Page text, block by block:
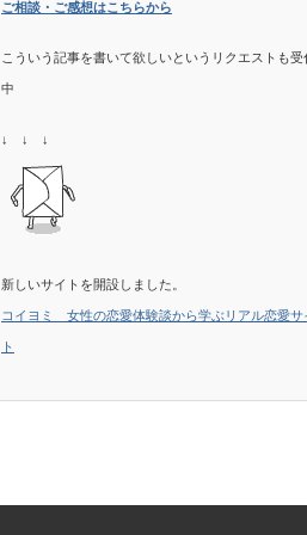
ご相談・ご感想はこちらから
こういう記事を書いて欲しいというリクエストも受
中
↓ ↓ ↓
新しいサイトを開設しました。
コイヨミ 女性の恋愛体験談から学ぶリアル恋愛サ
ト